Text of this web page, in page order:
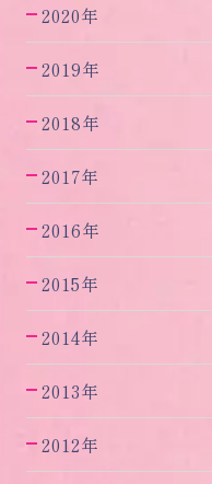
2020年
2019年
2018年
2017年
2016年
2015年
2014年
2013年
2012年